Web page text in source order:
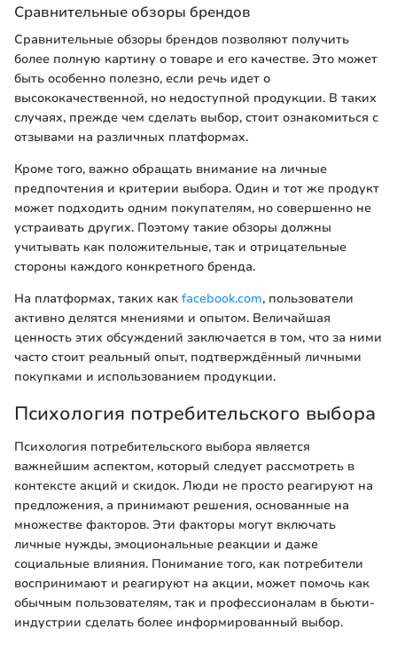
Сравнительные обзоры брендов
Сравнительные обзоры брендов позволяют получить
более полную картину о товаре и его качестве. Это может
быть особенно полезно, если речь идет о
высококачественной, но недоступной продукции. В таких
случаях, прежде чем сделать выбор, стоит ознакомиться с
отзывами на различных платформах.
Кроме того, важно обращать внимание на личные
предпочтения и критерии выбора. Один и тот же продукт
может подходить одним покупателям, но совершенно не
устраивать других. Поэтому такие обзоры должны
учитывать как положительные, так и отрицательные
стороны каждого конкретного бренда.
На платформах, таких как facebook.com, пользователи
активно делятся мнениями и опытом. Величайшая
ценность этих обсуждений заключается в том, что за ними
часто стоит реальный опыт, подтверждённый личными
покупками и использованием продукции.
Психология потребительского выбора
Психология потребительского выбора является
важнейшим аспектом, который следует рассмотреть в
контексте акций и скидок. Люди не просто реагируют на
предложения, а принимают решения, основанные на
множестве факторов. Эти факторы могут включать
личные нужды, эмоциональные реакции и даже
социальные влияния. Понимание того, как потребители
воспринимают и реагируют на акции, может помочь как
обычным пользователям, так и профессионалам в бьюти-
индустрии сделать более информированный выбор.